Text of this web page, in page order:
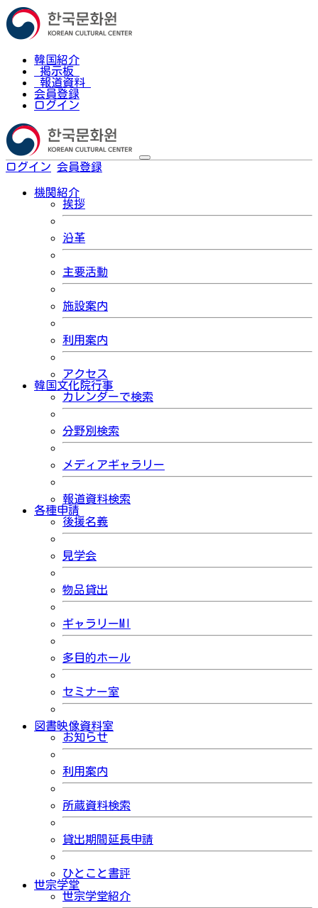
韓国紹介
掲示板
報道資料
会員登録
ログイン
ログイン 会員登録
機関紹介
挨拶
沿革
主要活動
施設案内
利用案内
アクセス
韓国文化院行事
カレンダーで検索
分野別検索
メディアギャラリー
報道資料検索
各種申請
後援名義
見学会
物品貸出
ギャラリーMI
多目的ホール
セミナー室
図書映像資料室
お知らせ
利用案内
所蔵資料検索
貸出期間延長申請
ひとこと書評
世宗学堂
世宗学堂紹介